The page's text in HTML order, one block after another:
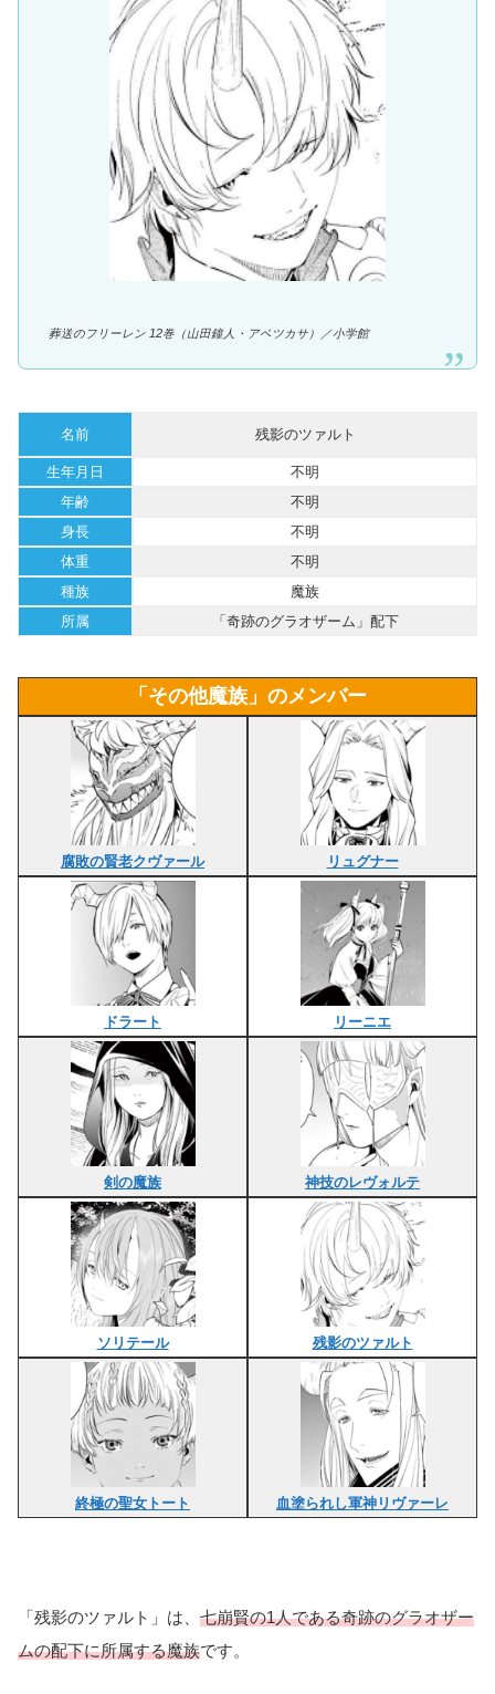
葬送のフリーレン 12巻（山田鐘人・アベツカサ）／小学館
名前 残影のツァルト
生年月日
不明
年齢
不明
身長
不明
体重
不明
種族
魔族
所属
「奇跡のグラオザーム」配下
「その他魔族」のメンバー
腐敗の賢老クヴァール リュグナー
ドラート リーニエ
剣の魔族 神技のレヴォルテ
ソリテール 残影のツァルト
終極の聖女トート 血塗られし軍神リヴァーレ
「残影のツァルト」は、 七崩賢の1人である奇跡のグラオザー
ムの配下に所属する魔族です。